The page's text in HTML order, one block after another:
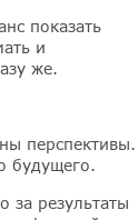
показать
и
же.
перспективы.
будущего.
за результаты